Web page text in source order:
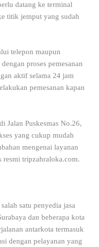
datang ke terminal
titik jemput yang sudah
telepon maupun
proses pemesanan
aktif selama 24 jam
pemesanan kapan
Jalan Puskesmas No.26,
yang cukup mudah
mengenai layanan
resmi tripzahraloka.com.
satu penyedia jasa
dan beberapa kota
antarkota termasuk
dengan pelayanan yang